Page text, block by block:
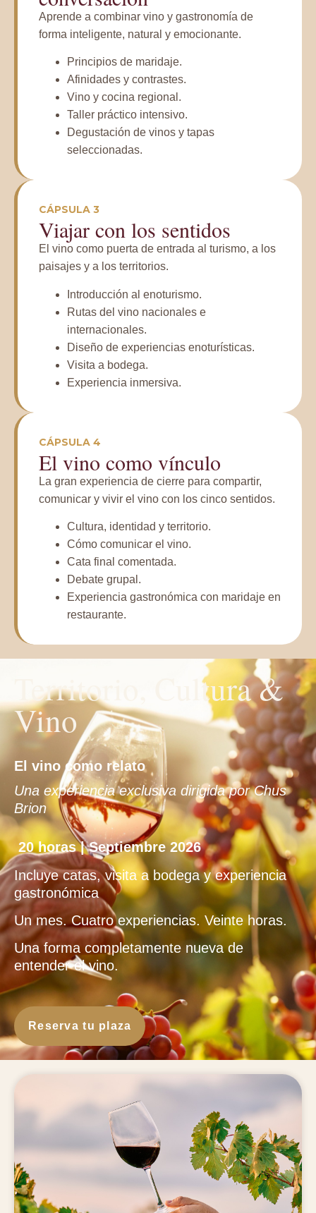
Aprende a combinar vino y gastronomía de
forma inteligente, natural y emocionante.
Principios de maridaje.
Afinidades y contrastes.
Vino y cocina regional.
Taller práctico intensivo.
Degustación de vinos y tapas
seleccionadas.
CÁPSULA 3
Viajar con los sentidos
El vino como puerta de entrada al turismo, a los
paisajes y a los territorios.
Introducción al enoturismo.
Rutas del vino nacionales e
internacionales.
Diseño de experiencias enoturísticas.
Visita a bodega.
Experiencia inmersiva.
CÁPSULA 4
El vino como vínculo
La gran experiencia de cierre para compartir,
comunicar y vivir el vino con los cinco sentidos.
Cultura, identidad y territorio.
Cómo comunicar el vino.
Cata final comentada.
Debate grupal.
Experiencia gastronómica con maridaje en
restaurante.
Territorio, Cultura &
Vino
El vino como relato
Una experiencia exclusiva dirigida por Chus
Brion
20 horas | Septiembre 2026
Incluye catas, visita a bodega y experiencia
gastronómica
Un mes. Cuatro experiencias. Veinte horas.
Una forma completamente nueva de
entender el vino.
Reserva tu plaza